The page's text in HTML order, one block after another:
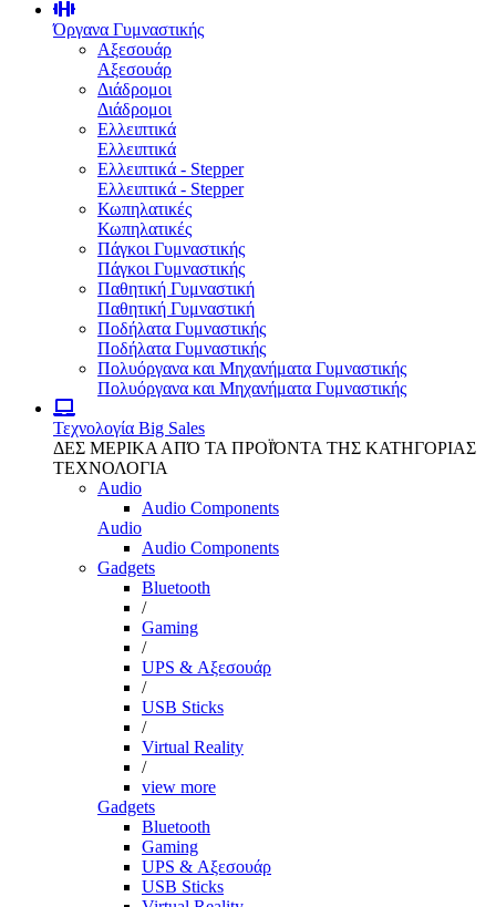
Όργανα Γυμναστικής
Αξεσουάρ
Αξεσουάρ
Διάδρομοι
Διάδρομοι
Ελλειπτικά
Ελλειπτικά
Ελλειπτικά - Stepper
Ελλειπτικά - Stepper
Κωπηλατικές
Κωπηλατικές
Πάγκοι Γυμναστικής
Πάγκοι Γυμναστικής
Παθητική Γυμναστική
Παθητική Γυμναστική
Ποδήλατα Γυμναστικής
Ποδήλατα Γυμναστικής
Πολυόργανα και Μηχανήματα Γυμναστικής
Πολυόργανα και Μηχανήματα Γυμναστικής
Τεχνολογία Big Sales
ΔΕΣ ΜΕΡΙΚΑ ΑΠΌ ΤΑ ΠΡΟΪΌΝΤΑ ΤΗΣ ΚΑΤΗΓΟΡΙΑΣ
ΤΕΧΝΟΛΟΓΙΑ
Audio
Audio Components
Audio
Audio Components
Gadgets
Bluetooth
/
Gaming
/
UPS & Αξεσουάρ
/
USB Sticks
/
Virtual Reality
/
view more
Gadgets
Bluetooth
Gaming
UPS & Αξεσουάρ
USB Sticks